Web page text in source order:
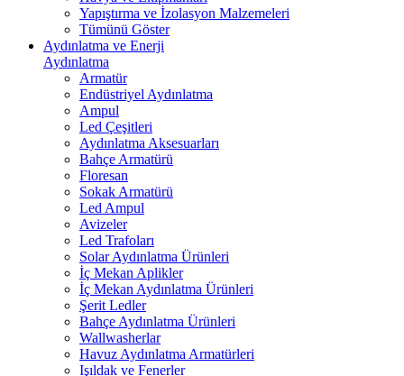
Yapıştırma ve İzolasyon Malzemeleri
Tümünü Göster
Aydınlatma ve Enerji
Aydınlatma
Armatür
Endüstriyel Aydınlatma
Ampul
Led Çeşitleri
Aydınlatma Aksesuarları
Bahçe Armatürü
Floresan
Sokak Armatürü
Led Ampul
Avizeler
Led Trafoları
Solar Aydınlatma Ürünleri
İç Mekan Aplikler
İç Mekan Aydınlatma Ürünleri
Şerit Ledler
Bahçe Aydınlatma Ürünleri
Wallwasherlar
Havuz Aydınlatma Armatürleri
Işıldak ve Fenerler